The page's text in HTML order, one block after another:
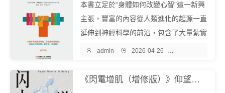
本書立足於“身體如何改變心智”這一新興
主張，豐富的內容從人類進化的起源一直
延伸到神經科學的前沿，包含了大量紮實
的研究成果，最終回到對讀者有幫助的實
量、節拍、核心、拉伸、...
 admin  2026-04-26 
《閃電增肌（增修版）》仰望尾跡雲『中文EPUB電子書下載 - 爾書網』